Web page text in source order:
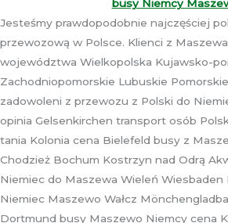
busy Niemcy
Jesteśmy prawdopodobnie najczęściej
przewozową w Polsce. Klienci z Maszewa
województwa Wielkopolska Kujawsko-
Zachodniopomorskie Lubuskie
zadowoleni z przewozu z Polski do
opinia Gelsenkirchen transport osób
tania Kolonia cena Bielefeld busy z
Chodzież Bochum Kostrzyn nad Odrą
Niemiec do Maszewa Wieleń Wiesbaden
Niemiec Maszewo Wałcz
Dortmund busy Maszewo Niemcy cena